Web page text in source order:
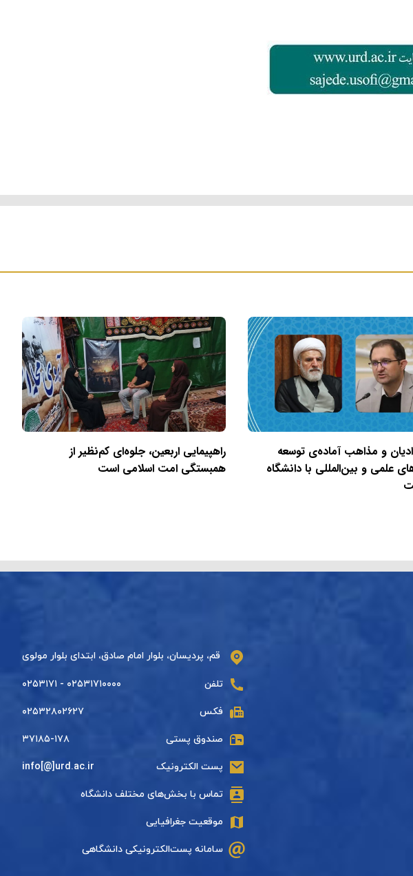
و مذاهب آماده‌ی توسعه
علمی و بین‌المللی با دانشگاه
راهپیمایی اربعین، جلوه‌ای کم‌نظیر از
همبستگی امت اسلامی است
قم، پردیسان، بلوار امام صادق، ابتدای بلوار مولوی
تلفن ۰۲۵۳۱۷۱۰۰۰۰ - ۰۲۵۳۱۷۱
فکس ۰۲۵۳۲۸۰۲۶۲۷
صندوق پستی ۳۷۱۸۵-۱۷۸
پست الکترونیک info[@]urd.ac.ir
تماس با بخش‌های مختلف دانشگاه
موقعیت جغرافیایی
سامانه پست‌الکترونیکی دانشگاهی